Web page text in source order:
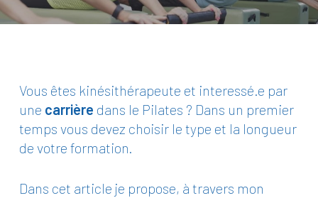
Vous êtes kinésithérapeute et interessé.e par
une carrière dans le Pilates ? Dans un premier
temps vous devez choisir le type et la longueur
de votre formation.
Dans cet article je propose, à travers mon